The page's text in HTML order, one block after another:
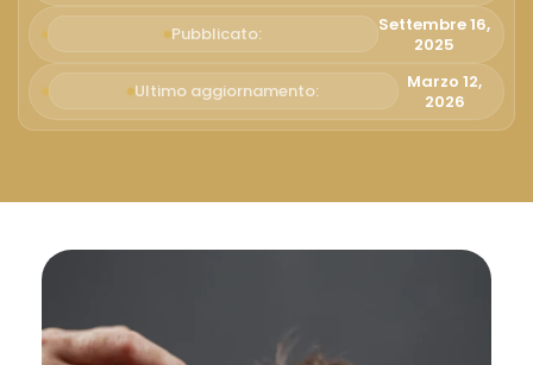
Русский
Български
Pubblicato:
Settembre 16,
2025
Ultimo aggiornamento:
Marzo 12,
2026